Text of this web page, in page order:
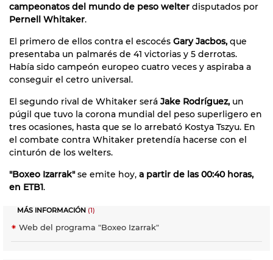
campeonatos del mundo de peso welter disputados por
Pernell Whitaker.
El primero de ellos contra el escocés Gary Jacbos, que
presentaba un palmarés de 41 victorias y 5 derrotas.
Había sido campeón europeo cuatro veces y aspiraba a
conseguir el cetro universal.
El segundo rival de Whitaker será Jake Rodríguez, un
púgil que tuvo la corona mundial del peso superligero en
tres ocasiones, hasta que se lo arrebató Kostya Tszyu. En
el combate contra Whitaker pretendía hacerse con el
cinturón de los welters.
"Boxeo Izarrak"se emite hoy, a partir de las 00:40 horas,
en ETB1.
MÁS INFORMACIÓN (1)
Web del programa "Boxeo Izarrak"